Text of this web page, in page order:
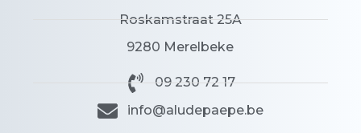
Roskamstraat 25A
9280 Merelbeke
09 230 72 17
info@aludepaepe.be